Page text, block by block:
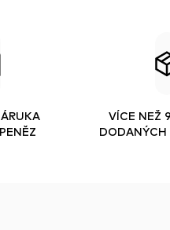
VÍCE NEŽ
DODANÝCH